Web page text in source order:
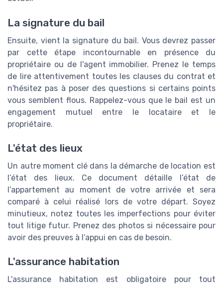
La signature du bail
Ensuite, vient la signature du bail. Vous devrez passer
par cette étape incontournable en présence du
propriétaire ou de l'agent immobilier. Prenez le temps
de lire attentivement toutes les clauses du contrat et
n'hésitez pas à poser des questions si certains points
vous semblent flous. Rappelez-vous que le bail est un
engagement mutuel entre le locataire et le
propriétaire.
L'état des lieux
Un autre moment clé dans la démarche de location est
l’état des lieux. Ce document détaille l’état de
l’appartement au moment de votre arrivée et sera
comparé à celui réalisé lors de votre départ. Soyez
minutieux, notez toutes les imperfections pour éviter
tout litige futur. Prenez des photos si nécessaire pour
avoir des preuves à l’appui en cas de besoin.
L'assurance habitation
L'assurance habitation est obligatoire pour tout